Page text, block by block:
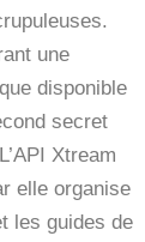
une
disponible
secret
Xtream
elle organise
les guides de